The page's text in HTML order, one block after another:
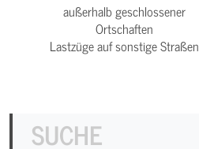
außerhalb geschlossener
Ortschaften
Lastzüge auf sonstige Straßen